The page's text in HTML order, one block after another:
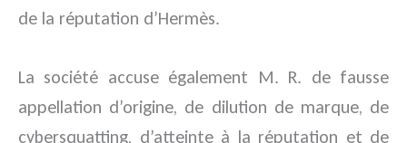
de la réputation d’Hermès.
La société accuse également M. R. de fausse
appellation d’origine, de dilution de marque, de
cybersquatting, d’atteinte à la réputation et de